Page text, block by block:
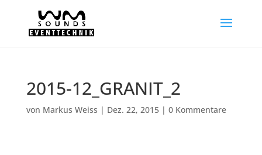
2015-12_GRANIT_2
von Markus Weiss | Dez. 22, 2015| 0 Kommentare